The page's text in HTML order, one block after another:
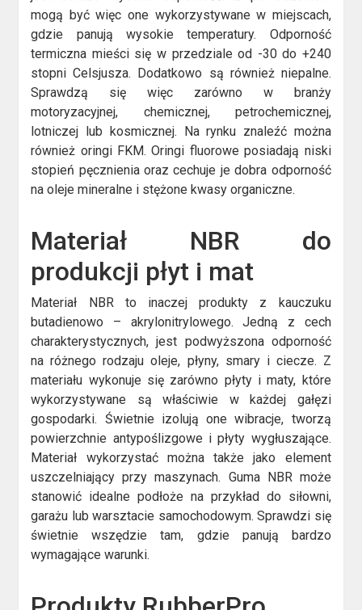
mogą być więc one wykorzystywane w miejscach,
gdzie panują wysokie temperatury. Odporność
termiczna mieści się w przedziale od -30 do +240
stopni Celsjusza. Dodatkowo są również niepalne.
Sprawdzą się więc zarówno w branży
motoryzacyjnej, chemicznej, petrochemicznej,
lotniczej lub kosmicznej. Na rynku znaleźć można
również oringi FKM. Oringi fluorowe posiadają niski
stopień pęcznienia oraz cechuje je dobra odporność
na oleje mineralne i stężone kwasy organiczne.
Materiał NBR do
produkcji płyt i mat
Materiał NBR to inaczej produkty z kauczuku
butadienowo – akrylonitrylowego. Jedną z cech
charakterystycznych, jest podwyższona odporność
na różnego rodzaju oleje, płyny, smary i ciecze. Z
materiału wykonuje się zarówno płyty i maty, które
wykorzystywane są właściwie w każdej gałęzi
gospodarki. Świetnie izolują one wibracje, tworzą
powierzchnie antypoślizgowe i płyty wygłuszające.
Materiał wykorzystać można także jako element
uszczelniający przy maszynach. Guma NBR może
stanowić idealne podłoże na przykład do siłowni,
garażu lub warsztacie samochodowym. Sprawdzi się
świetnie wszędzie tam, gdzie panują bardzo
wymagające warunki.